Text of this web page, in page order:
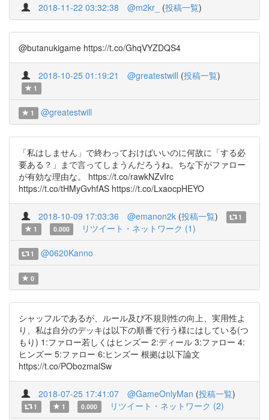
2018-11-22 03:32:38 @m2kr_ (投稿一覧)
@butanukigame https://t.co/GhqVYZDQS4
2018-10-25 01:19:21 @greatestwill (投稿一覧)
1
1 @greatestwill
「私はしません」で終わっておけばいいのに何故に「する必
要ある？」まで言ってしまうんだろうね。ちな下がファロー
が有効な理由な。 https://t.co/rawkNZvIrc
https://t.co/tHMyGvhfAS https://t.co/LxaocpHEYO
2018-10-09 17:03:36 @emanon2k (投稿一覧)
1
1
0.000 リツイート・ネットワーク (1)
1 @0620Kanno
0
シャッフルであるが、ルール及び不規則性の向上、実用性よ
り、私は自分のデッキは以下の順番で行う様にはしている(つ
もり) 1:ファロー若しくはヒンズー 2:ディール 3:ファロー 4:
ヒンズー 5:ファロー 6:ヒンズー 根拠は以下論文
https://t.co/PObozmalSw
2018-07-25 17:41:07 @GameOnlyMan (投稿一覧)
1 1 0.000 リツイート・ネットワーク (2)